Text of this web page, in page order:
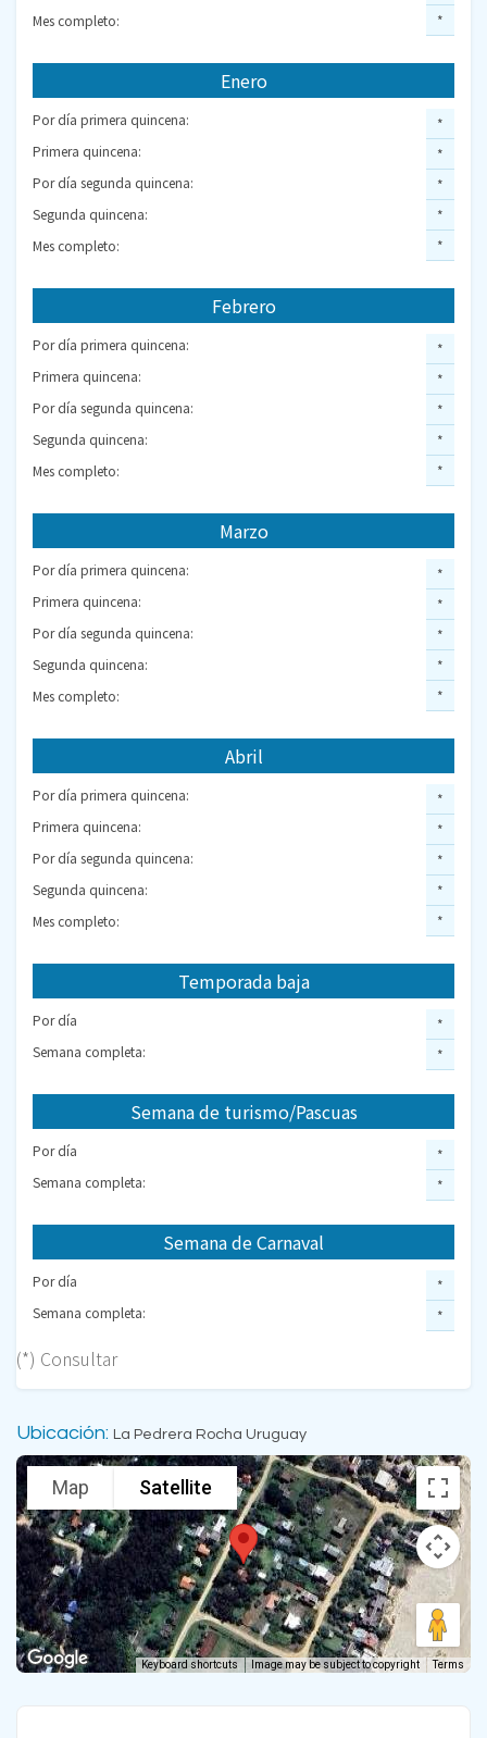
Mes completo:
*
Enero
Por día primera quincena:
Primera quincena:
Por día segunda quincena:
Segunda quincena:
Mes completo:
*
*
*
*
*
Febrero
Por día primera quincena:
Primera quincena:
Por día segunda quincena:
Segunda quincena:
Mes completo:
*
*
*
*
*
Marzo
Por día primera quincena:
Primera quincena:
Por día segunda quincena:
Segunda quincena:
Mes completo:
*
*
*
*
*
Abril
Por día primera quincena:
Primera quincena:
Por día segunda quincena:
Segunda quincena:
Mes completo:
*
*
*
*
*
Temporada baja
Por día
Semana completa:
*
*
Semana de turismo/Pascuas
Por día
Semana completa:
*
*
Semana de Carnaval
Por día
Semana completa:
*
*
(*) Consultar
Ubicación: La Pedrera Rocha Uruguay
Map Satellite
Keyboard shortcuts Image may be subject to copyright Terms